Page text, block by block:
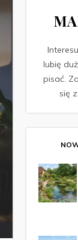
lubię
pisać.
się